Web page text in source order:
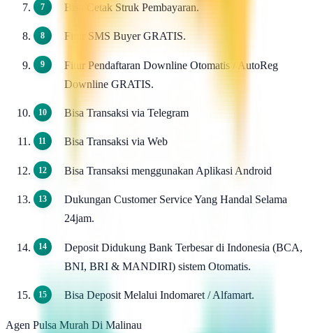
Bisa Cetak Struk Pembayaran.
Fitur SMS Buyer GRATIS.
Fitur Pendaftaran Downline Otomatis / AutoReg
Downline GRATIS.
Bisa Transaksi via Telegram
Bisa Transaksi via Web
Bisa Transaksi menggunakan Aplikasi Android
Dukungan Customer Service Yang Handal Selama
24jam.
Deposit Didukung Bank Terbesar di Indonesia (BCA,
BNI, BRI & MANDIRI) sistem Otomatis.
Bisa Deposit Melalui Indomaret / Alfamart.
Agen Pulsa Murah Di Malinau